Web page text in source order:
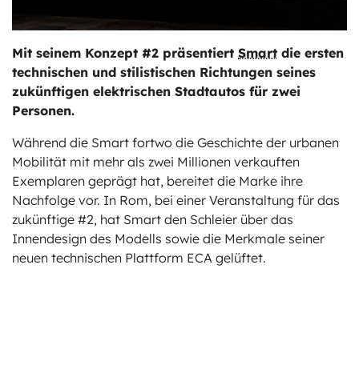
Mit seinem Konzept #2 präsentiert Smart die ersten
technischen und stilistischen Richtungen seines
zukünftigen elektrischen Stadtautos für zwei
Personen.
Während die Smart fortwo die Geschichte der urbanen
Mobilität mit mehr als zwei Millionen verkauften
Exemplaren geprägt hat, bereitet die Marke ihre
Nachfolge vor. In Rom, bei einer Veranstaltung für das
zukünftige #2, hat Smart den Schleier über das
Innendesign des Modells sowie die Merkmale seiner
neuen technischen Plattform ECA gelüftet.